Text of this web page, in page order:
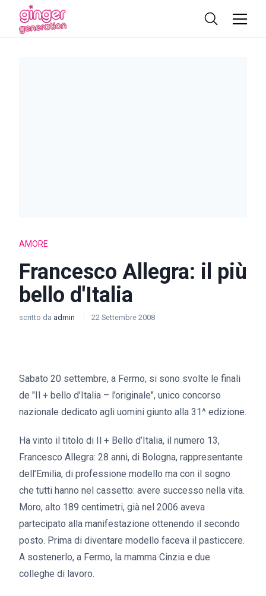
AMORE
Francesco Allegra: il più
bello d'Italia
scritto da admin 22 Settembre 2008
Sabato 20 settembre, a Fermo, si sono svolte le finali
de "Il + bello d’Italia – l’originale", unico concorso
nazionale dedicato agli uomini giunto alla 31^ edizione.
Ha vinto il titolo di Il + Bello d’Italia, il numero 13,
Francesco Allegra: 28 anni, di Bologna, rappresentante
dell’Emilia, di professione modello ma con il sogno
che tutti hanno nel cassetto: avere successo nella vita.
Moro, alto 189 centimetri, già nel 2006 aveva
partecipato alla manifestazione ottenendo il secondo
posto. Prima di diventare modello faceva il pasticcere.
A sostenerlo, a Fermo, la mamma Cinzia e due
colleghe di lavoro.